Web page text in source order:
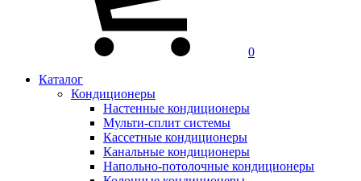
0
Каталог
Кондиционеры
Настенные кондиционеры
Мульти-сплит системы
Кассетные кондиционеры
Канальные кондиционеры
Напольно-потолочные кондиционеры